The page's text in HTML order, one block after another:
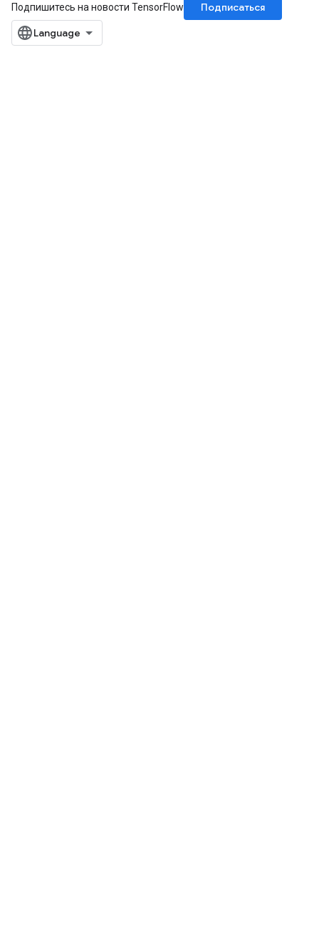
Подпишитесь на новости TensorFlow
Подписаться